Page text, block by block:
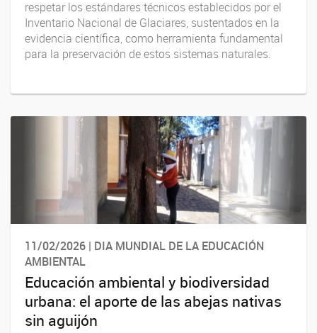
respetar los estándares técnicos establecidos por el
Inventario Nacional de Glaciares, sustentados en la
evidencia científica, como herramienta fundamental
para la preservación de estos sistemas naturales.
11/02/2026 | DIA MUNDIAL DE LA EDUCACIÓN
AMBIENTAL
Educación ambiental y biodiversidad
urbana: el aporte de las abejas nativas
sin aguijón